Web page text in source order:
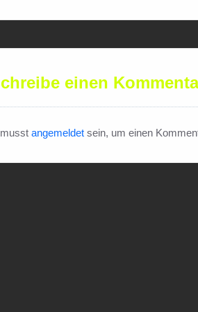
einen
angemeldet sein, um einen